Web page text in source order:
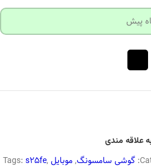
علاقه مندی
گوشی سامسونگ,موبایل Tags: s25fe,